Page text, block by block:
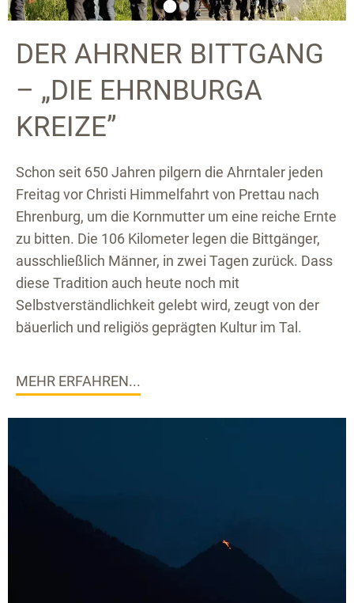
DER AHRNER BITTGANG
– „DIE EHRNBURGA
KREIZE”
Schon seit 650 Jahren pilgern die Ahrntaler jeden
Freitag vor Christi Himmelfahrt von Prettau nach
Ehrenburg, um die Kornmutter um eine reiche Ernte
zu bitten. Die 106 Kilometer legen die Bittgänger,
ausschließlich Männer, in zwei Tagen zurück. Dass
diese Tradition auch heute noch mit
Selbstverständlichkeit gelebt wird, zeugt von der
bäuerlich und religiös geprägten Kultur im Tal.
MEHR ERFAHREN...